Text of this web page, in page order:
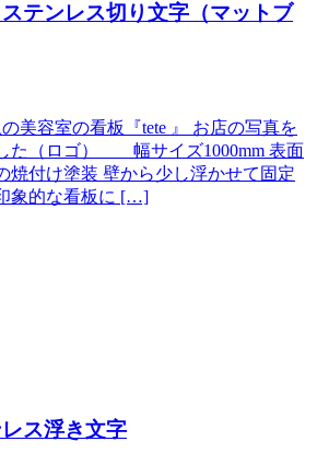
ンレス切り文字（マットブ
美容室の看板『tete 』 お店の写真を
た（ロゴ） 幅サイズ1000mm 表面
焼付け塗装 壁から少し浮かせて固定
象的な看板に […]
ス浮き文字